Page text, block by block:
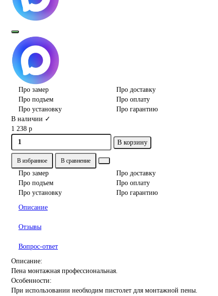
Про замер
Про доставку
Про подъем
Про оплату
Про установку
Про гарантию
В наличии ✓
1 238 р
В корзину
В избранное В сравнение
Про замер
Про доставку
Про подъем
Про оплату
Про установку
Про гарантию
Описание
Отзывы
Вопрос-ответ
Описание:
Пена монтажная профессиональная.
Особенности:
При использовании необходим пистолет для монтажной пены.